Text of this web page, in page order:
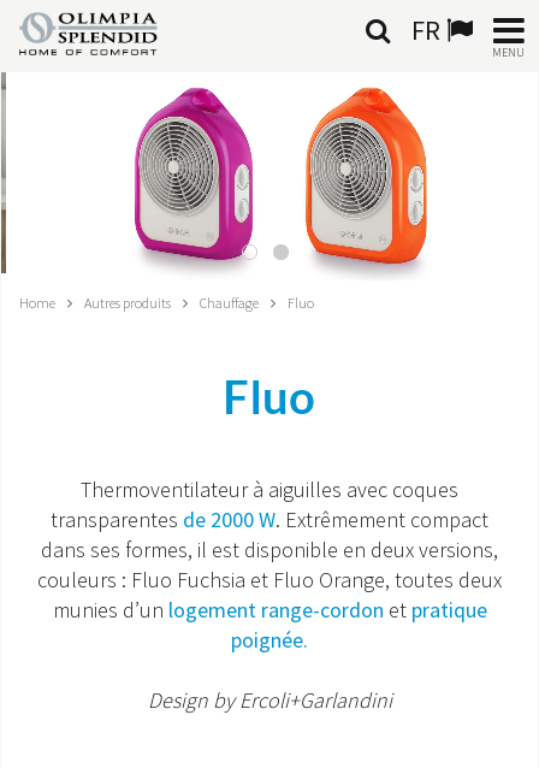
FR
MENU
MONDE OS
SAV ET GARANTIE
Home Autres produits Chauffage Fluo
Fluo
Thermoventilateur à aiguilles avec coques
transparentes de 2000 W. Extrêmement compact
dans ses formes, il est disponible en deux versions,
couleurs : Fluo Fuchsia et Fluo Orange, toutes deux
munies d’un logement range-cordon et pratique
poignée.
Design by Ercoli+Garlandini